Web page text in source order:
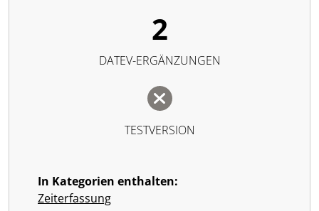
2
DATEV-ERGÄNZUNGEN
TESTVERSION
In Kategorien enthalten:
Zeiterfassung